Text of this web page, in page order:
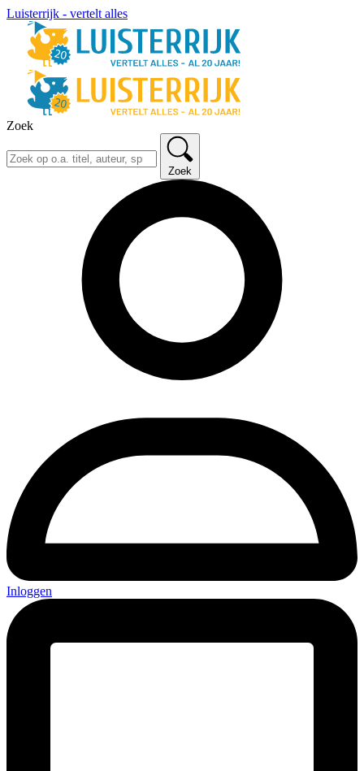
Luisterrijk - vertelt alles
Zoek
Zoek
Inloggen